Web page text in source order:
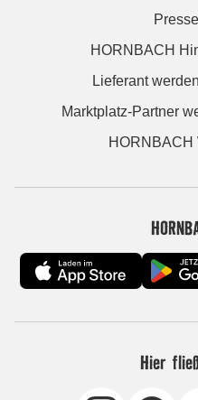
HORNBACH
Lieferant
Marktplatz-Partner
HORNBACH
Hier